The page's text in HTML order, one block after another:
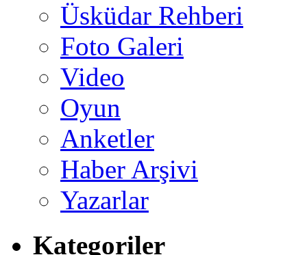
Üsküdar Rehberi
Foto Galeri
Video
Oyun
Anketler
Haber Arşivi
Yazarlar
Kategoriler